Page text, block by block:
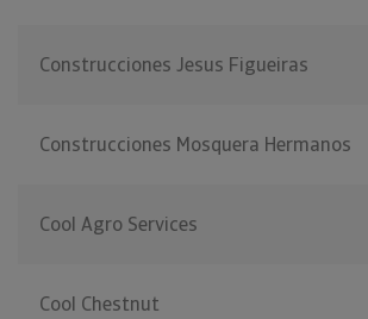
Construcciones Jesus Figueiras
Construcciones Mosquera Hermanos
Cool Agro Services
Cool Chestnut